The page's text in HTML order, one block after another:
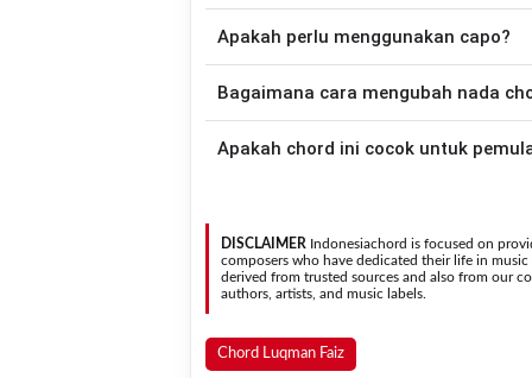
Down - Down - Up - Up - Down - Up
Cukupkah Bagimu.
Apakah perlu menggunakan capo?
nada asli penyanyi, kamu dapat
kebutuhan.
Bagaimana cara mengubah nada
nada. Seluruh chord akan berubah secara otomatis tanpa mengubah lirik sehingga kamu dapat
Apakah chord ini cocok untuk
DISCLAIMER Indonesiachord is focused on
composers who have dedicated their life in
derived from trusted sources and also from our
authors, artists, and music labels.
Chord Luqman Faiz